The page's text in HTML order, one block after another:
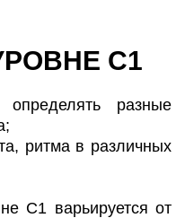
С1
разные
ритма в различных
С1 варьируется от